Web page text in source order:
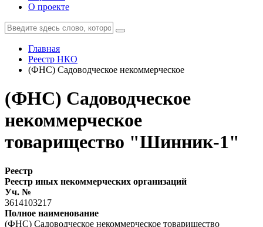
О проекте
Главная
Реестр НКО
(ФНС) Садоводческое некоммерческое
(ФНС) Садоводческое
некоммерческое
товарищество "Шинник-1"
Реестр
Реестр иных некоммерческих организаций
Уч. №
3614103217
Полное наименование
(ФНС) Садоводческое некоммерческое товарищество